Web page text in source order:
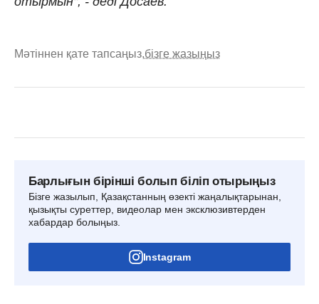
Мәтіннен қате тапсаңыз,бізге жазыңыз
Барлығын бірінші болып біліп отырыңыз
Бізге жазылып, Қазақстанның өзекті жаңалықтарынан,
қызықты суреттер, видеолар мен эксклюзивтерден
хабардар болыңыз.
Instagram